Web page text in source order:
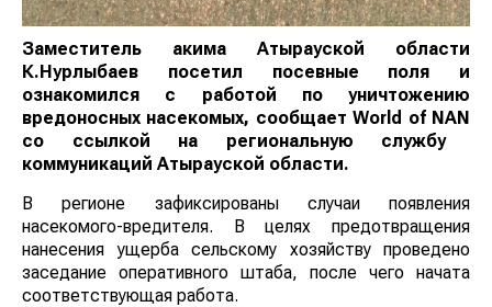
Заместитель акима Атырауской области
К.Нурлыбаев посетил посевные поля и
ознакомился с работой по уничтожению
вредоносных насекомых, сообщаетWorld of NAN
со ссылкой на региональную службу
коммуникаций Атырауской области.
В регионе зафиксированы случаи появления
насекомого-вредителя. В целях предотвращения
нанесения ущерба сельскому хозяйству проведено
заседание оперативного штаба, после чего начата
соответствующая работа.